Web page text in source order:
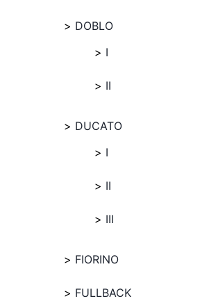
DOBLO
I
II
DUCATO
I
II
III
FIORINO
FULLBACK